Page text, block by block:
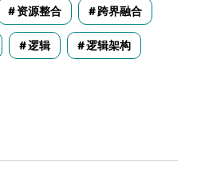
资源整合 跨界融合
逻辑 逻辑架构